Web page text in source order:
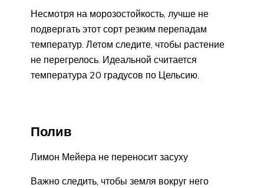
Несмотря на морозостойкость, лучше не
подвергать этот сорт резким перепадам
температур. Летом следите, чтобы растение
не перегрелось. Идеальной считается
температура 20 градусов по Цельсию.
Полив
Лимон Мейера не переносит засуху
Важно следить, чтобы земля вокруг него